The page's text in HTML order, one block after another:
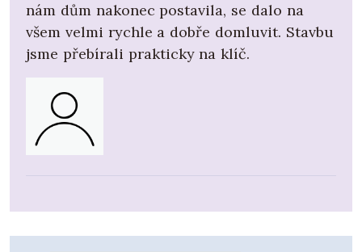
nám dům nakonec postavila, se dalo na
všem velmi rychle a dobře domluvit. Stavbu
jsme přebírali prakticky na klíč.